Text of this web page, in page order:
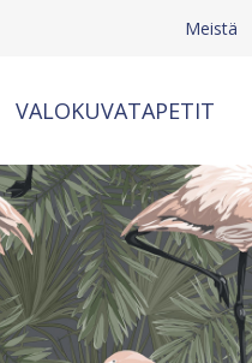
Meistä
VALOKUVATAPETIT